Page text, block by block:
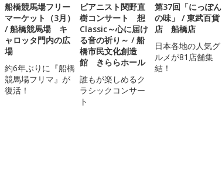
船橋競馬場フリー
マーケット（3月）
/ 船橋競馬場 キ
ャロッタ門内の広
場
約6年ぶりに『船橋
競馬場フリマ』が
復活！
ピアニスト関野直
樹コンサート 想
Classic～心に届け
る音の祈り～ / 船
橋市民文化創造
館 きららホール
誰もが楽しめるク
ラシックコンサー
ト
第37回「にっぽん
の味」 / 東武百貨
店 船橋店
日本各地の人気グ
ルメが81店舗集
結！